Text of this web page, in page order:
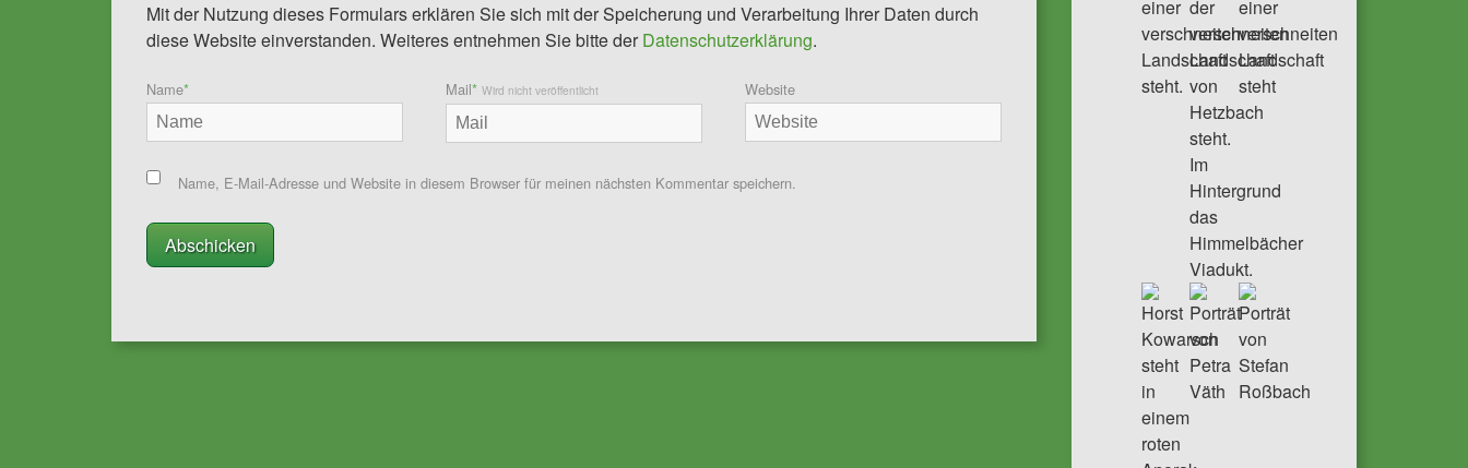
Mit der Nutzung dieses Formulars erklären Sie sich mit der Speicherung und Verarbeitung Ihrer Daten durch
diese Website einverstanden. Weiteres entnehmen Sie bitte der Datenschutzerklärung.
Name* Mail* Wird nicht veröffentlicht Website
Name, E-Mail-Adresse und Website in diesem Browser für meinen nächsten Kommentar speichern.